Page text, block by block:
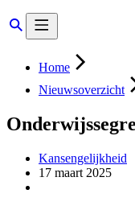
Home
Nieuwsoverzicht
Kansengelijkheid
17 maart 2025